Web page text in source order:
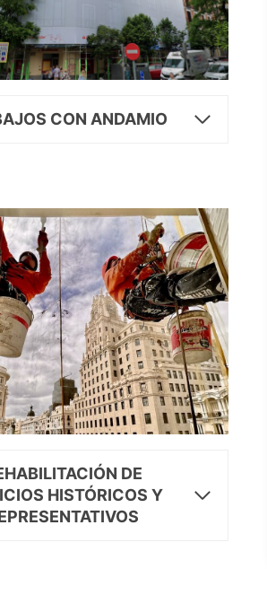
CON ANDAMIO
DE
HISTÓRICOS Y